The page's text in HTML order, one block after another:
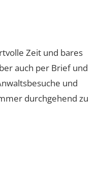
Zeit und bares
auch per Brief und
und
durchgehend zu